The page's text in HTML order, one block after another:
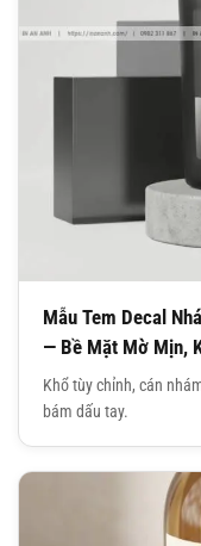
Mẫu Tem Decal
— Bề Mặt Mờ Mịn,
Khổ tùy chỉnh, cán
bám dấu tay.